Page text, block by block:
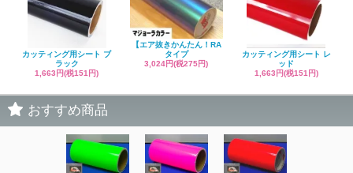
カッティング用シート ブ
ラック
1,663円(税151円)
【エア抜きかんたん！RA
タイプ
3,024円(税275円)
カッティング用シート レ
ッド
1,663円(税151円)
おすすめ商品